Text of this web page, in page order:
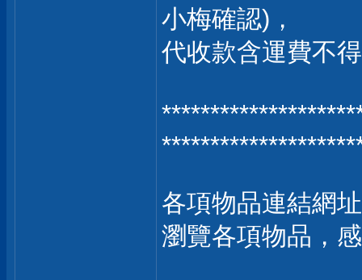
小梅確認)，
代收款含運費不
各項物品連結網
瀏覽各項物品，